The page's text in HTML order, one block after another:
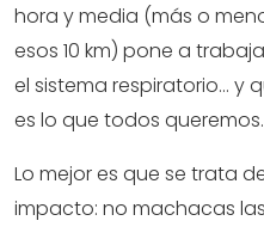
hora y media (más o
esos 10 km) pone a
el sistema respiratorio… y
es lo que todos queremos.
Lo mejor es que se trata
impacto: no machacas